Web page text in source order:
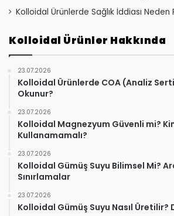
Kolloidal Ürünlerde Sağlık İddiası Neden
Kolloidal Ürünler Hakkında
23.07.2026
Kolloidal Ürünlerde COA (Analiz
Okunur?
23.07.2026
Kolloidal Magnezyum Güvenli mi?
Kullanamamalı?
23.07.2026
Kolloidal Gümüş Suyu Bilimsel Mi?
Sınırlamalar
23.07.2026
Kolloidal Gümüş Suyu Nasıl Üretilir?